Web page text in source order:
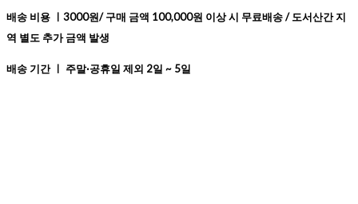
배송 비용 ㅣ3000원/ 구매 금액 100,000원 이상 시 무료배송 / 도서산간 지
역 별도 추가 금액 발생
배송 기간 ㅣ 주말·공휴일 제외 2일 ~ 5일